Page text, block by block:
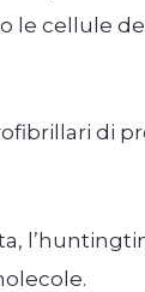
le cellule
di